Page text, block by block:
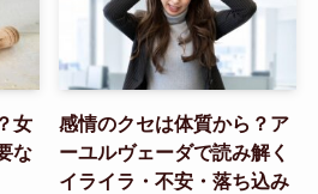
女
な
感情のクセは体質から？ア
ーユルヴェーダで読み解く
イライラ・不安・落ち込み